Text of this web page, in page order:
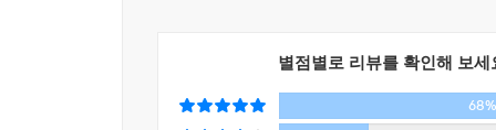
별점별로 리뷰를 확인해 보세